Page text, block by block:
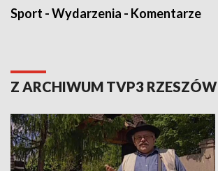
Sport - Wydarzenia - Komentarze
Z ARCHIWUM TVP3 RZESZÓW